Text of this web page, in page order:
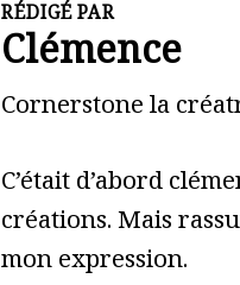
RÉDIGÉ PAR
Clémence
Cornerstone la
C’était d’abord
créations. Mais
mon expression.